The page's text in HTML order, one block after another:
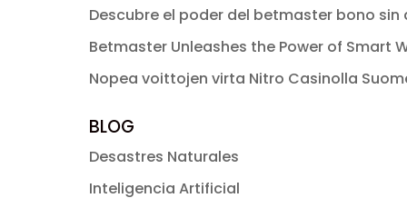
Descubre el poder del betmaster bono
Betmaster Unleashes the Power of Smart
Nopea voittojen virta Nitro Casinolla
BLOG
Desastres Naturales
Inteligencia Artificial